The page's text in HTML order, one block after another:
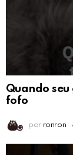
Quando
fofo
par ronron